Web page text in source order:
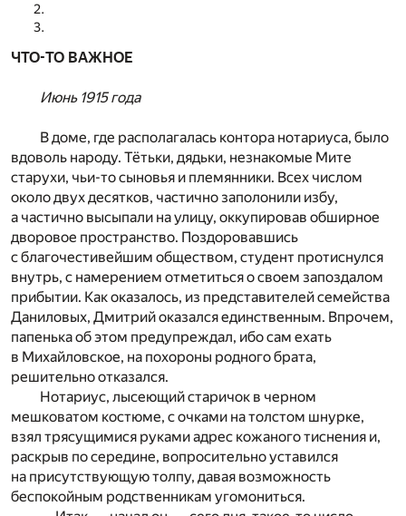
ЧТО-ТО ВАЖНОЕ
Июнь 1915 года
В доме, где располагалась контора нотариуса, было
вдоволь народу. Тётьки, дядьки, незнакомые Мите
старухи, чьи-то сыновья и племянники. Всех числом
около двух десятков, частично заполонили избу,
а частично высыпали на улицу, оккупировав обширное
дворовое пространство. Поздоровавшись
с благочестивейшим обществом, студент протиснулся
внутрь, с намерением отметиться о своем запоздалом
прибытии. Как оказалось, из представителей семейства
Даниловых, Дмитрий оказался единственным. Впрочем,
папенька об этом предупреждал, ибо сам ехать
в Михайловское, на похороны родного брата,
решительно отказался.
Нотариус, лысеющий старичок в черном
мешковатом костюме, с очками на толстом шнурке,
взял трясущимися руками адрес кожаного тиснения и,
раскрыв по середине, вопросительно уставился
на присутствующую толпу, давая возможность
беспокойным родственникам угомониться.